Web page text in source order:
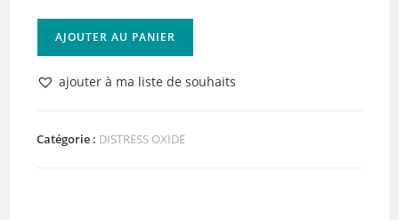
Distress
Oxide
Sugar
AJOUTER AU PANIER
ajouter à ma liste de souhaits
Catégorie : DISTRESS OXIDE